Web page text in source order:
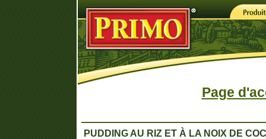
Page
PUDDING AU RIZ ET À LA NOIX DE